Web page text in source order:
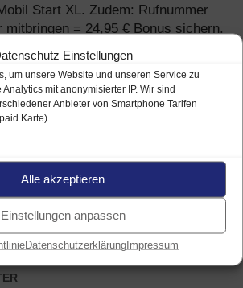
Einstellungen
um unsere Website und unseren Service zu
mit anonymisierter IP. Wir sind
Anbieter von Smartphone Tarifen
Karte).
Alle akzeptieren
Einstellungen anpassen
DatenschutzerklärungImpressum
Start XL. Zudem: Rufnummer
mitbringen = 24,95 € Bonus sichern.